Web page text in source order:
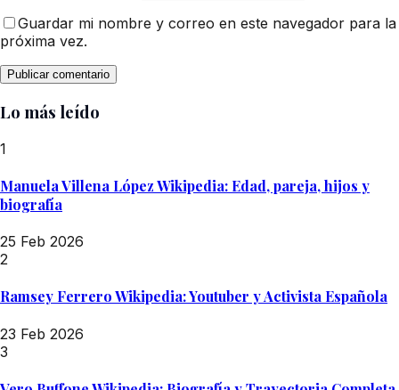
Guardar mi nombre y correo en este navegador para la
próxima vez.
Lo más leído
1
Manuela Villena López Wikipedia: Edad, pareja, hijos y
biografía
25 Feb 2026
2
Ramsey Ferrero Wikipedia: Youtuber y Activista Española
23 Feb 2026
3